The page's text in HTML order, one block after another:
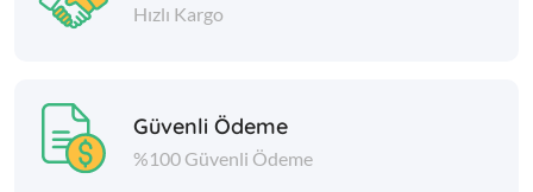
Hızlı Kargo
Güvenli Ödeme
%100 Güvenli Ödeme